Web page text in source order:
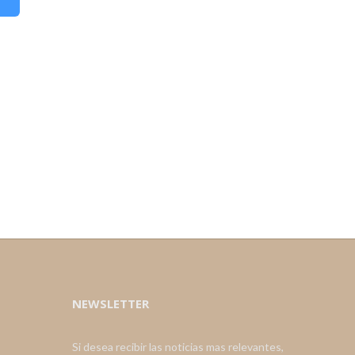
NEWSLETTER
Si desea recibir las noticias mas relevantes,